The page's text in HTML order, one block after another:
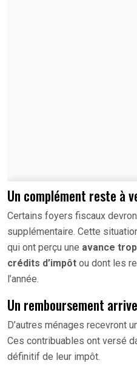
Un complément reste à
Certains foyers fiscaux
supplémentaire. Cette
qui ont perçu une avance
crédits d’impôt ou dont les
l’année.
Un remboursement arrive
D’autres ménages recevront
Ces contribuables ont versé
définitif de leur impôt.